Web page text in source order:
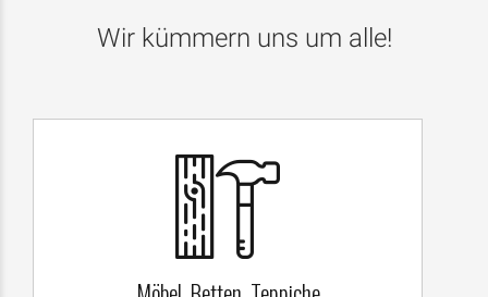
Wir kümmern uns um alle!